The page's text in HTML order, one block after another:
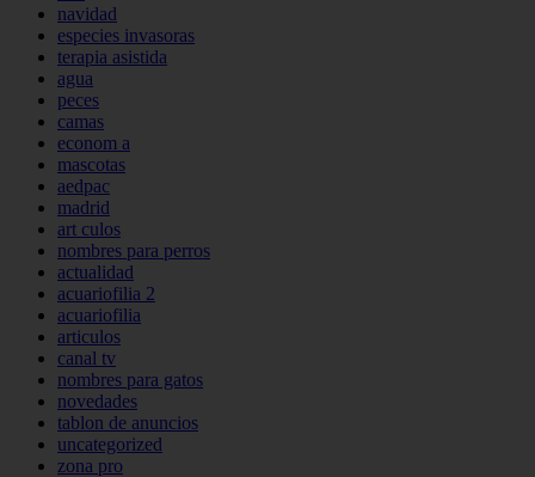
navidad
especies invasoras
terapia asistida
agua
peces
camas
econom a
mascotas
aedpac
madrid
art culos
nombres para perros
actualidad
acuariofilia 2
acuariofilia
articulos
canal tv
nombres para gatos
novedades
tablon de anuncios
uncategorized
zona pro